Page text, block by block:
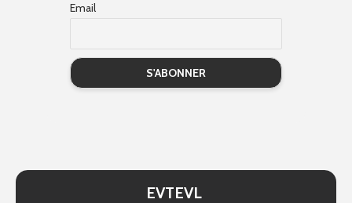
Email
EVTEVL